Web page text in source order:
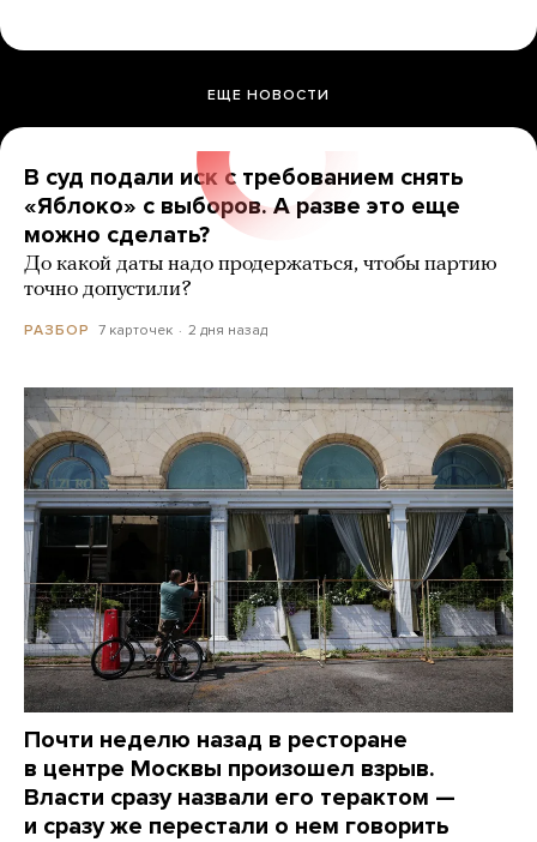
ЕЩЕ НОВОСТИ
В суд подали иск с требованием снять
«Яблоко» с выборов. А разве это еще
можно сделать?
До какой даты надо продержаться, чтобы партию
точно допустили?
РАЗБОР 7 карточек 2 дня назад
Почти неделю назад в ресторане
в центре Москвы произошел взрыв.
Власти сразу назвали его терактом —
и сразу же перестали о нем говорить